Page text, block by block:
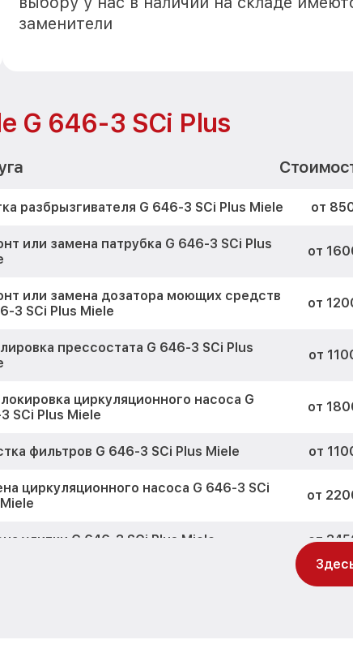
заменители
G 646-3 SCi Plus
разбрызгивателя G 646-3 SCi Plus Miele от
или замена патрубка G 646-3 SCi Plus
от
или замена дозатора моющих средств
3 SCi Plus Miele
от
прессостата G 646-3 SCi Plus
от
циркуляционного насоса G
SCi Plus Miele
от
фильтров G 646-3 SCi Plus Miele от
циркуляционного насоса G 646-3 SCi
от
улитки G 646-3 SCi Plus Miele от
от